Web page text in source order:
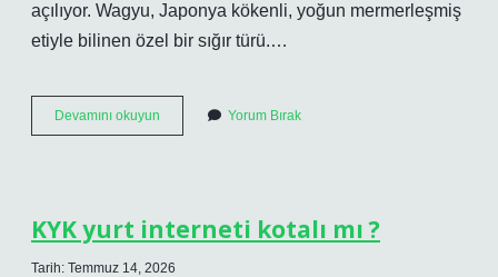
açılıyor. Wagyu, Japonya kökenli, yoğun mermerleşmiş
etiyle bilinen özel bir sığır türü.…
Devamını okuyun
sığırın
Yorum Bırak
KYK yurt interneti kotalı mı ?
Tarih: Temmuz 14, 2026